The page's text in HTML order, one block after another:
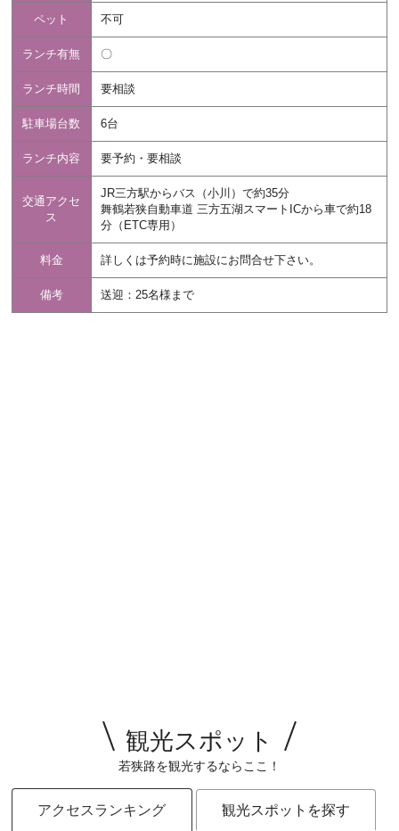
ペット 不可
ランチ有無 〇
ランチ時間 要相談
駐車場台数 6台
ランチ内容 要予約・要相談
交通アクセ
ス
JR三方駅からバス（小川）で約35分
舞鶴若狭自動車道 三方五湖スマートICから車で約18
分（ETC専用）
料金 詳しくは予約時に施設にお問合せ下さい。
備考 送迎：25名様まで
観光スポット
若狭路を観光するならここ！
アクセスランキング 観光スポットを探す